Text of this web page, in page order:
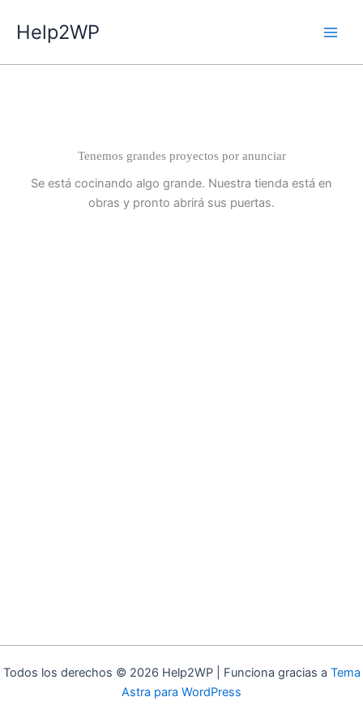
contenido
Help2WP
Tenemos grandes proyectos por anunciar
Se está cocinando algo grande. Nuestra tienda está en
obras y pronto abrirá sus puertas.
Todos los derechos © 2026 Help2WP | Funciona gracias a Tema
Astra para WordPress